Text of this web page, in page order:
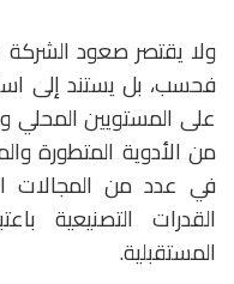
ولا يقتصر صعود
فحسب، بل يستند إلى
على المستويين
من الأدوية المتطورة
في عدد من المجالات
القدرات التصنيعية
المستقبلية.